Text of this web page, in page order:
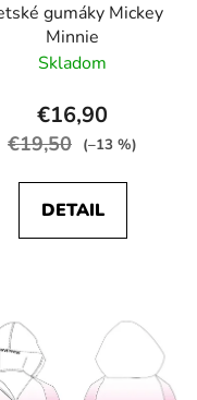
gumáky Mickey
Minnie
Skladom
€16,90
€19,50 (–13 %)
DETAIL